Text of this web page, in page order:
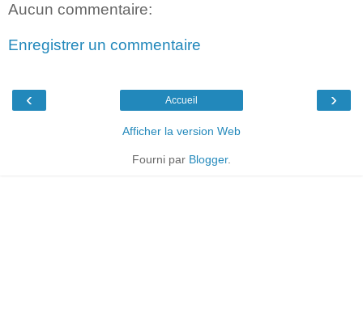
Aucun commentaire:
Enregistrer un commentaire
‹ ›
Accueil
Afficher la version Web
Fourni par Blogger.